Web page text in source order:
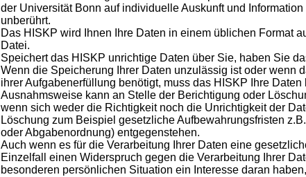
der Universität Bonn auf individuelle Auskunft und
unberührt.
Das HISKP wird Ihnen Ihre Daten in einem üblichen Format
Datei.
Speichert das HISKP unrichtige Daten über Sie, haben Sie
Wenn die Speicherung Ihrer Daten unzulässig ist oder wenn
ihrer Aufgabenerfüllung benötigt, muss das HISKP Ihre Daten
Ausnahmsweise kann an Stelle der Berichtigung oder
wenn sich weder die Richtigkeit noch die Unrichtigkeit der
Löschung zum Beispiel gesetzliche Aufbewahrungsfristen
oder Abgabenordnung) entgegenstehen.
Auch wenn es für die Verarbeitung Ihrer Daten eine
Einzelfall einen Widerspruch gegen die Verarbeitung Ihrer
besonderen persönlichen Situation ein Interesse daran